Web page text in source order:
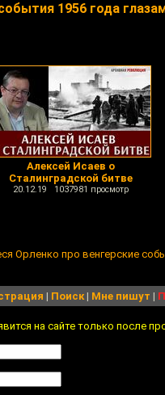
1956 года
Алексей Исаев о
Сталинградской битве
20.12.19 1037981 просмотр
Орленко про венгерские
| Поиск| Мне пишут |
на сайте только после